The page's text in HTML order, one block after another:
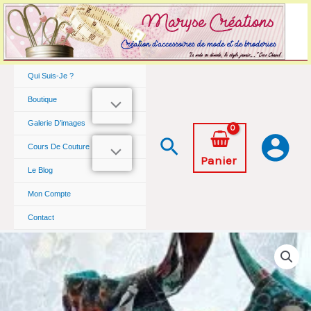
Aller
au
contenu
Qui Suis-Je ?
Boutique
Galerie D’images
Cours De Couture
Le Blog
Mon Compte
Contact
Rechercher
Panier
quantité
de
Sac